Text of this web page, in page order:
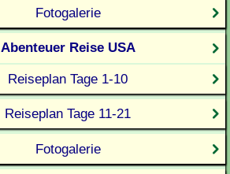
Fotogalerie
Abenteuer Reise USA
Reiseplan Tage 1-10
Reiseplan Tage 11-21
Fotogalerie